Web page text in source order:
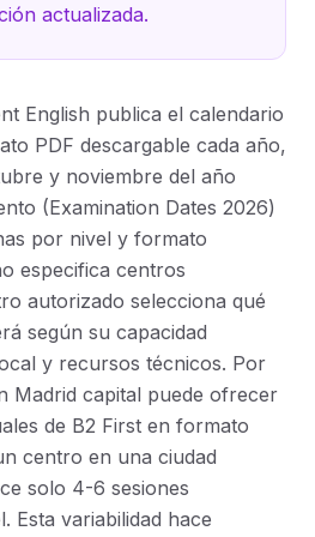
actualizada.
English publica el calendario
PDF descargable cada año,
y noviembre del año
(Examination Dates 2026)
por nivel y formato
especifica centros
autorizado selecciona qué
según su capacidad
y recursos técnicos. Por
Madrid capital puede ofrecer
de B2 First en formato
centro en una ciudad
solo 4-6 sesiones
Esta variabilidad hace